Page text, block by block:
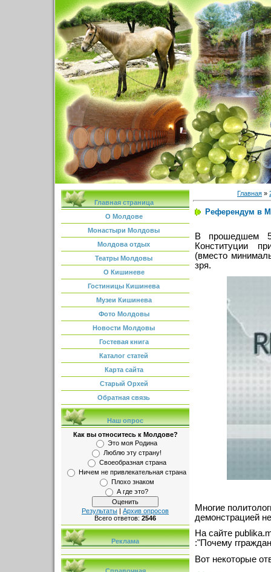
Главная страница
О Молдове
Монастыри Молдовы
Молдова отдых
Театры Молдовы
О Кишиневе
Гостиницы Кишинева
Музеи Кишинева
Фото Молдовы
Новости Молдовы
Гостевая книга
Каталог статей
Карта сайта
Старый Орхей
Обратная связь
Наш опрос
Как вы относитесь к Молдове?
Это моя Родина
Люблю эту страну!
Своеобразная страна
Ничем не привлекательная страна
Плохо знаком
А где это?
Результаты | Архив опросов
Всего ответов: 2546
Реклама
Главная »
Референдум в
В прошедшем
Конституции
(вместо
зря.
Многие
демонстрацией
На сайте
:"Почему
Вот некоторые